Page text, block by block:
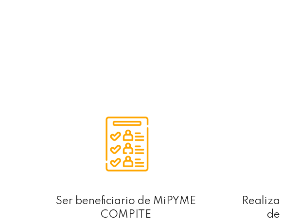
Ser beneficiario de MiPYME
COMPITE